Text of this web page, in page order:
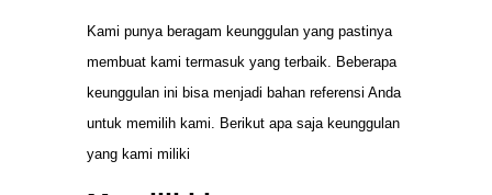
Kami punya beragam keunggulan yang pastinya
membuat kami termasuk yang terbaik. Beberapa
keunggulan ini bisa menjadi bahan referensi Anda
untuk memilih kami. Berikut apa saja keunggulan
yang kami miliki